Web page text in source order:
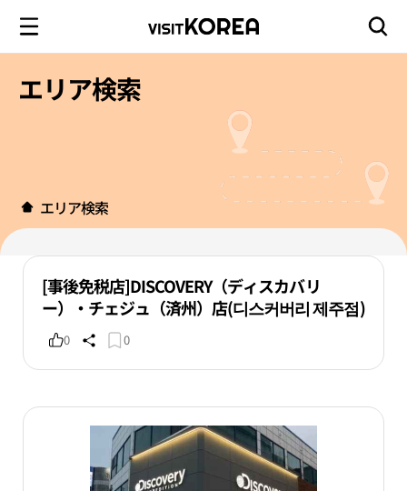
エリア検索
エリア検索
[事後免税店]DISCOVERY（ディスカバリ
ー）・チェジュ（済州）店(디스커버리 제주점)
0 0